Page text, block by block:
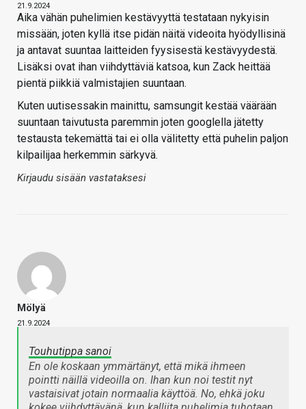
21.9.2024
Aika vähän puhelimien kestävyyttä testataan nykyisin
missään, joten kyllä itse pidän näitä videoita hyödyllisinä
ja antavat suuntaa laitteiden fyysisestä kestävyydestä.
Lisäksi ovat ihan viihdyttäviä katsoa, kun Zack heittää
pientä piikkiä valmistajien suuntaan.
Kuten uutisessakin mainittu, samsungit kestää väärään
suuntaan taivutusta paremmin joten googlella jätetty
testausta tekemättä tai ei olla välitetty että puhelin paljon
kilpailijaa herkemmin särkyvä.
Kirjaudu sisään vastataksesi
Mölyä
21.9.2024
Touhutippa sanoi
En ole koskaan ymmärtänyt, että mikä ihmeen
pointti näillä videoilla on. Ihan kun noi testit nyt
vastaisivat jotain normaalia käyttöä. No, ehkä joku